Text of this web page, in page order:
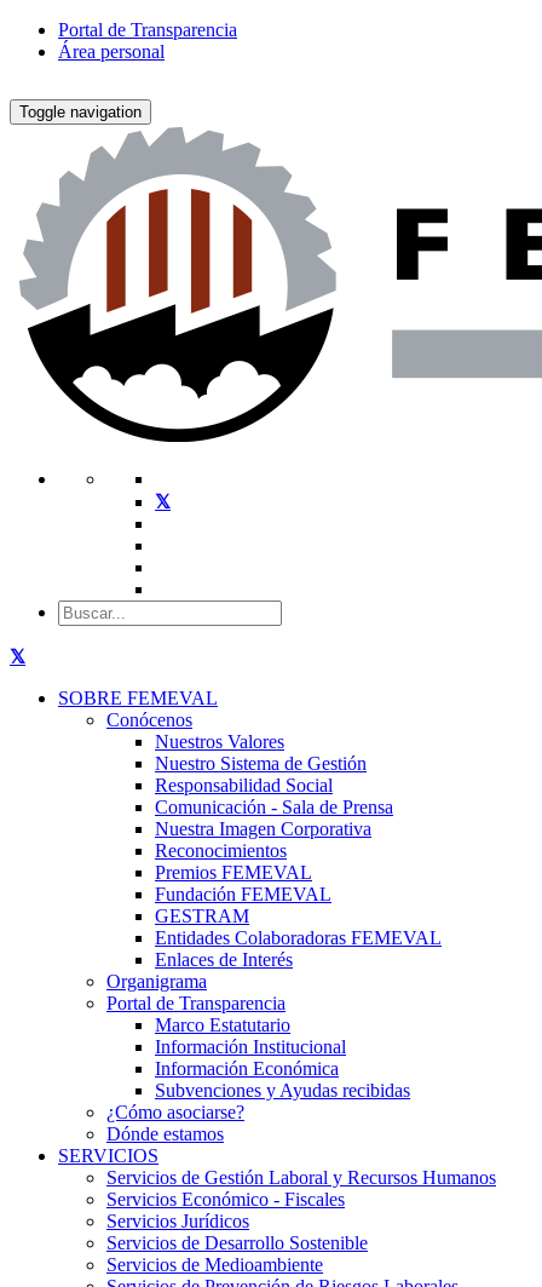
Portal de Transparencia
Área personal
Toggle navigation
SOBRE FEMEVAL
Conócenos
Nuestros Valores
Nuestro Sistema de Gestión
Responsabilidad Social
Comunicación - Sala de Prensa
Nuestra Imagen Corporativa
Reconocimientos
Premios FEMEVAL
Fundación FEMEVAL
GESTRAM
Entidades Colaboradoras FEMEVAL
Enlaces de Interés
Organigrama
Portal de Transparencia
Marco Estatutario
Información Institucional
Información Económica
Subvenciones y Ayudas recibidas
¿Cómo asociarse?
Dónde estamos
SERVICIOS
Servicios de Gestión Laboral y Recursos Humanos
Servicios Económico - Fiscales
Servicios Jurídicos
Servicios de Desarrollo Sostenible
Servicios de Medioambiente